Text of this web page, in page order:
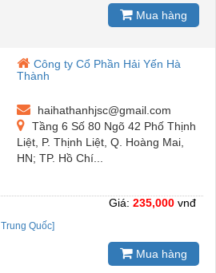
Mua hàng
Công ty Cổ Phần Hải Yến Hà
Thành
haihathanhjsc@gmail.com
Tầng 6 Số 80 Ngõ 42 Phố Thịnh
Liệt, P. Thịnh Liệt, Q. Hoàng Mai,
HN; TP. Hồ Chí...
Trung Quốc]
Giá: 235,000 vnđ
Mua hàng